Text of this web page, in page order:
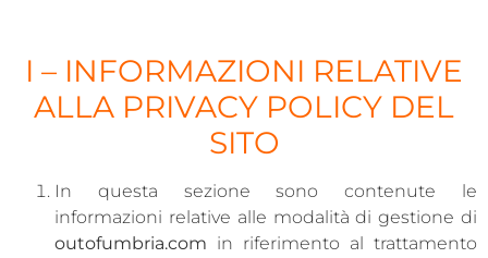
I – INFORMAZIONI RELATIVE
ALLA PRIVACY POLICY DEL
SITO
In questa sezione sono contenute le
informazioni relative alle modalità di gestione di
outofumbria.com in riferimento al trattamento